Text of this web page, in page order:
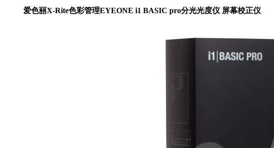
爱色丽X-Rite色彩管理EYEONE i1 BASIC pro分光光度仪 屏幕校正仪